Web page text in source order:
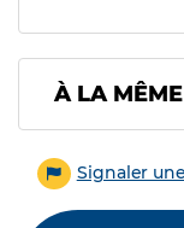
À LA
Signaler